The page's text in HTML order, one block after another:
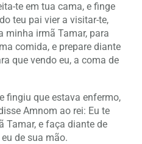
te em tua cama, e finge
teu pai vier a visitar-te,
minha irmã Tamar, para
comida, e prepare diante
que vendo eu, a coma de
fingiu que estava enfermo,
Amnom ao rei: Eu te
Tamar, e faça diante de
de sua mão.